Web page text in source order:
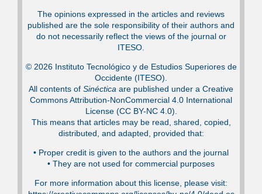
The opinions expressed in the articles and reviews
published are the sole responsibility of their authors and
do not necessarily reflect the views of the journal or
ITESO.
© 2026 Instituto Tecnológico y de Estudios Superiores de
Occidente (ITESO).
All contents of Sinéctica are published under a Creative
Commons Attribution-NonCommercial 4.0 International
License (CC BY-NC 4.0).
This means that articles may be read, shared, copied,
distributed, and adapted, provided that:
•⁠ Proper credit is given to the authors and the journal
•⁠ They are not used for commercial purposes
For more information about this license, please visit: